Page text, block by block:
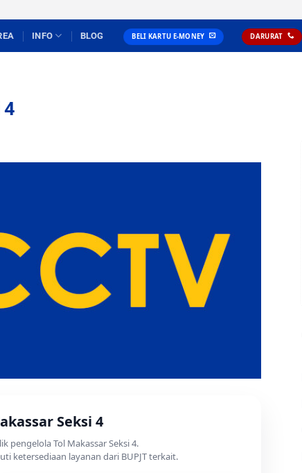
INFO BLOG BELI KARTU E-MONEY DARURAT
4
Seksi 4
pengelola Tol Makassar Seksi 4.
ketersediaan layanan dari BUPJT terkait.